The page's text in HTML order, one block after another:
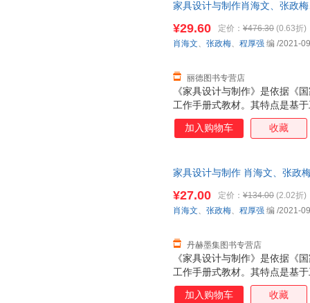
家具设计与制作肖海文、张政
《家具设计与制作》是依据《
工作手册式教材。其特点是基
等级要求，引入家具企业典型
线，设计“模块一项目一工作
1.chaoxing.com/course/
个教学视频、动画演示、教学
的素质目标、知识目标与能力
接家具设计师岗位需求，具有
¥29.60 定价： ¥476.30 (0.63折)
丽德图书专营店
肖海文、 张政梅、 程厚强 编 /2021-
加入购物车 收藏
家具设计与制作 肖海文、张政
《家具设计与制作》是依据《
工作手册式教材。其特点是基
等级要求，引入家具企业典型
线，设计“模块一项目一工作
¥27.00 定价： ¥134.00 (2.02折)
丹赫墨集图书专营店
肖海文、 张政梅、 程厚强 编 /2021-
加入购物车 收藏